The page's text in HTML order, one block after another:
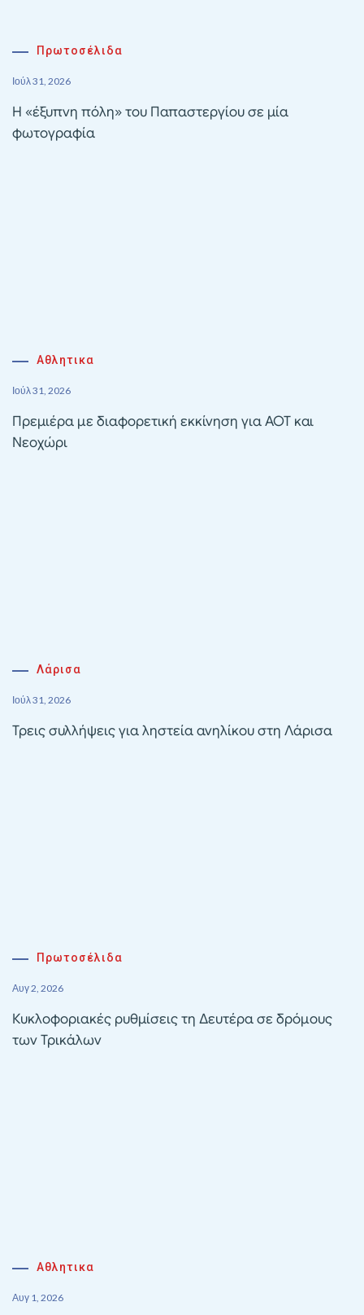
Πρωτοσέλιδα
Ιούλ 31, 2026
Η «έξυπνη πόλη» του Παπαστεργίου σε μία
φωτογραφία
Αθλητικα
Ιούλ 31, 2026
Πρεμιέρα με διαφορετική εκκίνηση για ΑΟΤ και
Νεοχώρι
Λάρισα
Ιούλ 31, 2026
Τρεις συλλήψεις για ληστεία ανηλίκου στη Λάρισα
Πρωτοσέλιδα
Αυγ 2, 2026
Κυκλοφοριακές ρυθμίσεις τη Δευτέρα σε δρόμους
των Τρικάλων
Αθλητικα
Αυγ 1, 2026